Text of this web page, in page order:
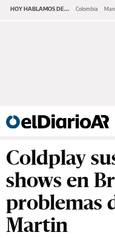
HOY HABLAMOS DE... Colombia
Coldplay
shows en
problemas
Martin